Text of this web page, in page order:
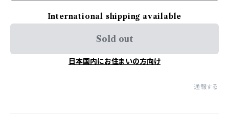
International shipping available
Sold out
日本国内にお住まいの方向け
通報する